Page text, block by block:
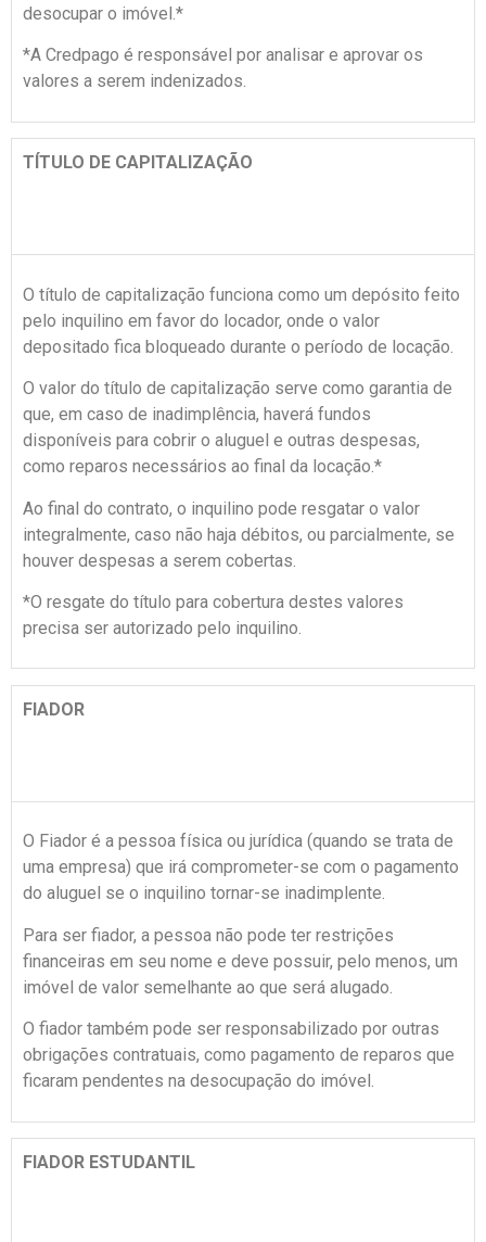
desocupar o imóvel.*
*A Credpago é responsável por analisar e aprovar os
valores a serem indenizados.
TÍTULO DE CAPITALIZAÇÃO
O título de capitalização funciona como um depósito feito
pelo inquilino em favor do locador, onde o valor
depositado fica bloqueado durante o período de locação.
O valor do título de capitalização serve como garantia de
que, em caso de inadimplência, haverá fundos
disponíveis para cobrir o aluguel e outras despesas,
como reparos necessários ao final da locação.*
Ao final do contrato, o inquilino pode resgatar o valor
integralmente, caso não haja débitos, ou parcialmente, se
houver despesas a serem cobertas.
*O resgate do título para cobertura destes valores
precisa ser autorizado pelo inquilino.
FIADOR
O Fiador é a pessoa física ou jurídica (quando se trata de
uma empresa) que irá comprometer-se com o pagamento
do aluguel se o inquilino tornar-se inadimplente.
Para ser fiador, a pessoa não pode ter restrições
financeiras em seu nome e deve possuir, pelo menos, um
imóvel de valor semelhante ao que será alugado.
O fiador também pode ser responsabilizado por outras
obrigações contratuais, como pagamento de reparos que
ficaram pendentes na desocupação do imóvel.
FIADOR ESTUDANTIL